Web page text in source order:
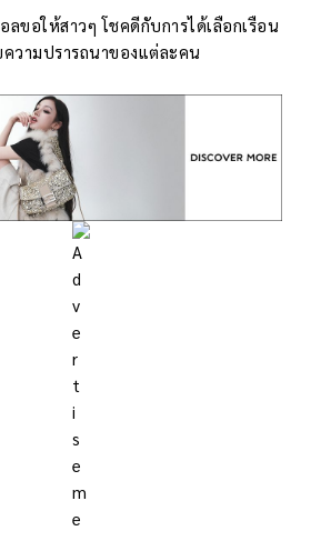
ขอให้สาวๆ โชคดีกับการได้เลือกเรือน
ความปรารถนาของแต่ละคน